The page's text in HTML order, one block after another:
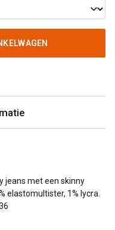
jeans met een skinny
elastomultister, 1% lycra.